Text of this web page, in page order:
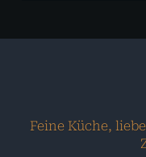
Feine Küche,